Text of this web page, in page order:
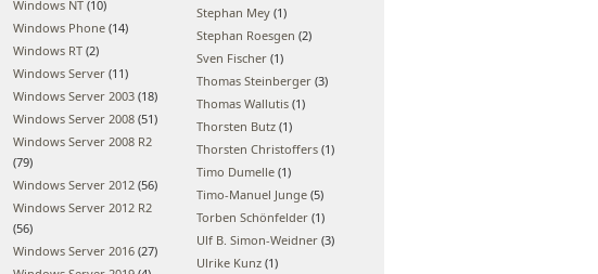
Windows NT (10)
Windows Phone (14)
Windows RT (2)
Windows Server (11)
Windows Server 2003 (18)
Windows Server 2008 (51)
Windows Server 2008 R2
(79)
Windows Server 2012 (56)
Windows Server 2012 R2
(56)
Windows Server 2016 (27)
Stephan Mey (1)
Stephan Roesgen (2)
Sven Fischer (1)
Thomas Steinberger (3)
Thomas Wallutis (1)
Thorsten Butz (1)
Thorsten Christoffers (1)
Timo Dumelle (1)
Timo-Manuel Junge (5)
Torben Schönfelder (1)
Ulf B. Simon-Weidner (3)
Ulrike Kunz (1)